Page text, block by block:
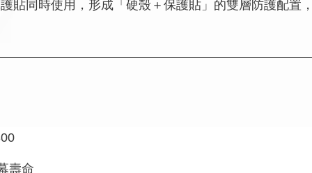
貼同時使用，形成「硬殼＋保護貼」的雙層防護配置
壽命